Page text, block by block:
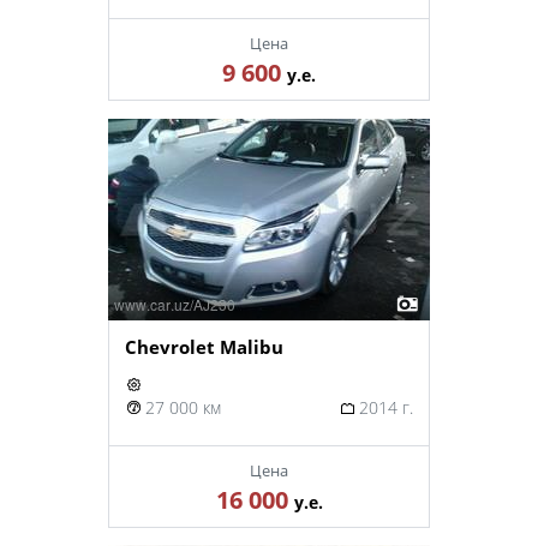
Цена
9 600 у.е.
Chevrolet Malibu
27 000 км 2014 г.
Цена
16 000 у.е.